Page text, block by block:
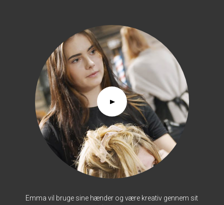
Emma vil bruge sine hænder og være kreativ gennem sit